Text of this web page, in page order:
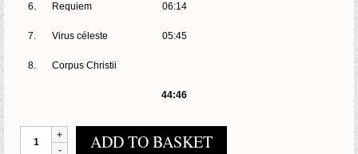
6. Requiem 06:14
7. Virus céleste 05:45
8. Corpus Christii
44:46
ADD TO BASKET